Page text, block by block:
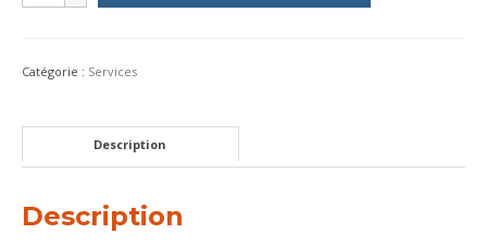
Catégorie : Services
Description
Description